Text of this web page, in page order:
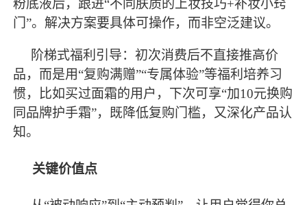
粉底液后，跟进“不同肤质的上妆技巧+补妆小窍
门”。解决方案要具体可操作，而非空泛建议。
阶梯式福利引导：初次消费后不直接推高价
品，而是用“复购满赠”“专属体验”等福利培养习
惯，比如买过面霜的用户，下次可享“加10元换购
同品牌护手霜”，既降低复购门槛，又深化产品认
知。
关键价值点